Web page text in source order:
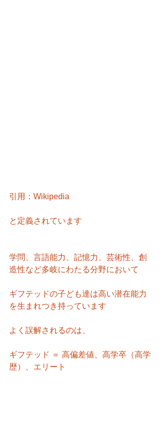
引用：Wikipedia
と定義されています
学問、言語能力、記憶力、芸術性、創
造性など多岐にわたる分野において
ギフテッドの子ども達は高い潜在能力
を生まれつき持っています
よく誤解されるのは、
ギフテッド ＝ 高偏差値、高学卒（高学
歴）、エリート